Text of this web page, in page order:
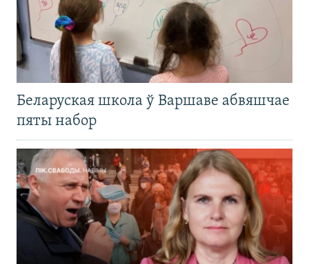
Беларуская школа ў Варшаве абвяшчае
пяты набор